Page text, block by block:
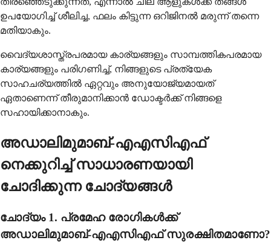
ഉപയോഗിച്ച് ശീലിച്ച, ഫലം കിട്ടുന്ന ഒറിജിനൽ മരുന്ന് തന്നെ
മതിയാകും.
വൈദ്യശാസ്ത്രപരമായ കാര്യങ്ങളും സാമ്പത്തികപരമായ
കാര്യങ്ങളും പരിഗണിച്ച്, നിങ്ങളുടെ പ്രത്യേക
സാഹചര്യത്തിൽ ഏറ്റവും അനുയോജ്യമായത്
ഏതാണെന്ന് തീരുമാനിക്കാൻ ഡോക്ടർക്ക് നിങ്ങളെ
സഹായിക്കാനാകും.
അഡാലിമുമാബ്-എഎസിഎഫ്
നെക്കുറിച്ച് സാധാരണയായി
ചോദിക്കുന്ന ചോദ്യങ്ങൾ
ചോദ്യം 1. പ്രമേഹ രോഗികൾക്ക്
അഡാലിമുമാബ്-എഎസിഎഫ് സുരക്ഷിതമാണോ?